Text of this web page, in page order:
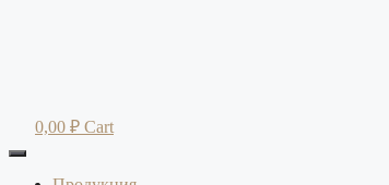
0,00 ₽ Cart